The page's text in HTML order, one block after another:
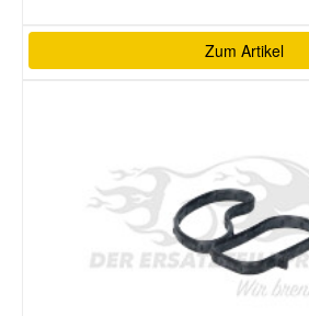
Zum Artikel